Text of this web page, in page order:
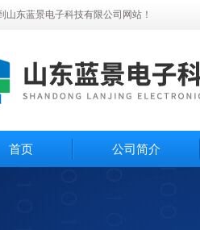
山东蓝景电子科技有限公司网站！
首页 公司简介